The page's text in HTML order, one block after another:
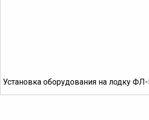
Установка оборудования на лодку